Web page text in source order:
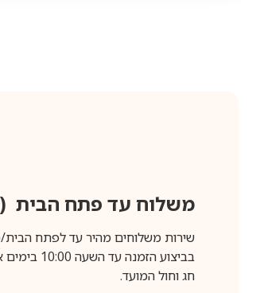
משלוח עד פתח הבית (כ-5 ימי
שירות משלוחים מהיר עד לפתח הבית/משרד
חג וחול המועד.